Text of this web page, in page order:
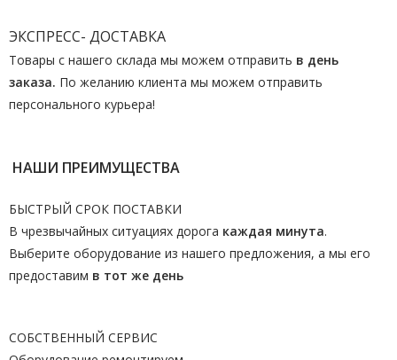
ЭКСПРЕСС- ДОСТАВКА
Товары с нашего склада мы можем отправить в день
заказа. По желанию клиента мы можем отправить
персонального курьера!
НАШИ ПРЕИМУЩЕСТВА
БЫСТРЫЙ СРОК ПОСТАВКИ
В чрезвычайных ситуациях дорога каждая минута.
Выберите оборудование из нашего предложения, а мы его
предоставим в тот же день
СОБСТВЕННЫЙ СЕРВИС